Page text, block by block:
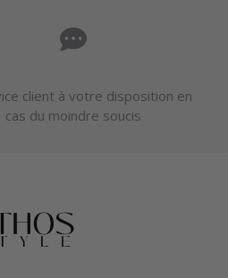
client à votre disposition en
cas du moindre soucis